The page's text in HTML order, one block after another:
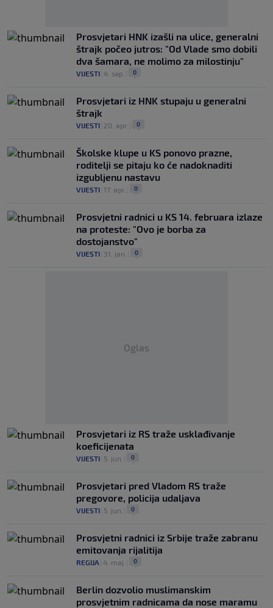
Prosvjetari HNK izašli na ulice, generalni
štrajk počeo jutros: "Od Vlade smo dobili
dva šamara, ne molimo za milostinju"
VIJESTI 4. sep. 0
Prosvjetari iz HNK stupaju u generalni
štrajk
VIJESTI 20. apr. 0
Školske klupe u KS ponovo prazne,
roditelji se pitaju ko će nadoknaditi
izgubljenu nastavu
VIJESTI 17. apr. 0
Prosvjetni radnici u KS 14. februara izlaze
na proteste: "Ovo je borba za
dostojanstvo"
VIJESTI 31. jan. 0
Oglas
Prosvjetari iz RS traže usklađivanje
koeficijenata
VIJESTI 5. jun. 0
Prosvjetari pred Vladom RS traže
pregovore, policija udaljava
VIJESTI 5. jun. 0
Prosvjetni radnici iz Srbije traže zabranu
emitovanja rijalitija
REGIJA 4. maj. 0
Berlin dozvolio muslimanskim
prosvjetnim radnicama da nose maramu